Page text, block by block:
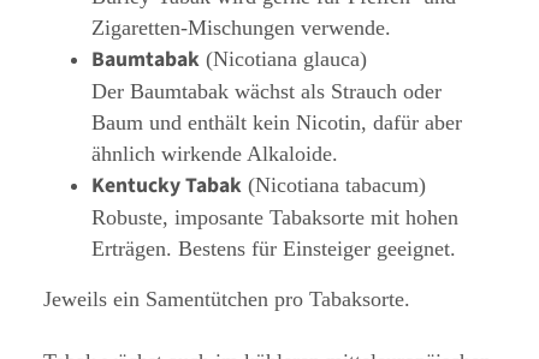
Zigaretten-Mischungen verwende.
Baumtabak (Nicotiana glauca)
Der Baumtabak wächst als Strauch oder
Baum und enthält kein Nicotin, dafür aber
ähnlich wirkende Alkaloide.
Kentucky Tabak (Nicotiana tabacum)
Robuste, imposante Tabaksorte mit hohen
Erträgen. Bestens für Einsteiger geeignet.
Jeweils ein Samentütchen pro Tabaksorte.